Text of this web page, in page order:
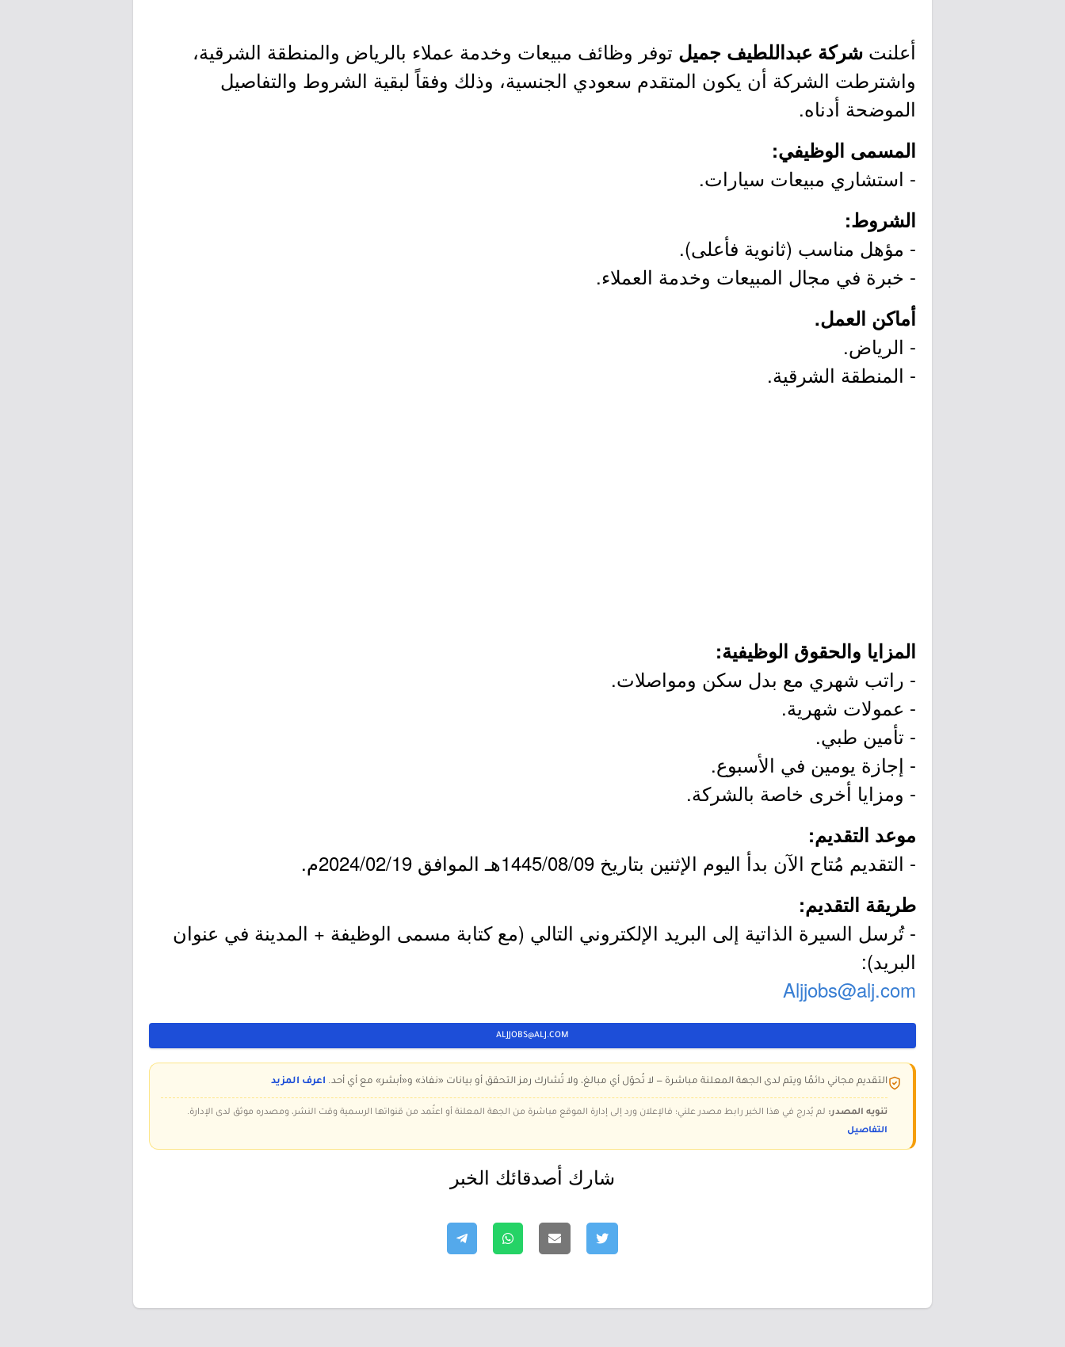
أعلنت شركة عبداللطيف جميل توفر وظائف مبيعات وخدمة عملاء بالرياض والمنطقة الشرقية،
واشترطت الشركة أن يكون المتقدم سعودي الجنسية، وذلك وفقاً لبقية الشروط والتفاصيل
الموضحة أدناه.
المسمى الوظيفي:
- استشاري مبيعات سيارات.
الشروط:
- مؤهل مناسب (ثانوية فأعلى).
- خبرة في مجال المبيعات وخدمة العملاء.
أماكن العمل.
- الرياض.
- المنطقة الشرقية.
المزايا والحقوق الوظيفية:
- راتب شهري مع بدل سكن ومواصلات.
- عمولات شهرية.
- تأمين طبي.
- إجازة يومين في الأسبوع.
- ومزايا أخرى خاصة بالشركة.
موعد التقديم:
- التقديم مُتاح الآن بدأ اليوم الإثنين بتاريخ 1445/08/09هـ الموافق 2024/02/19م.
طريقة التقديم:
- تُرسل السيرة الذاتية إلى البريد الإلكتروني التالي (مع كتابة مسمى الوظيفة + المدينة في عنوان
البريد):
Aljjobs@alj.com
ALJJOBS@ALJ.COM
التقديم مجاني دائمًا ويتم لدى الجهة المعلنة مباشرة — لا تُحوّل أي مبالغ، ولا تُشارك رمز التحقق أو بيانات «نفاذ» و«أبشر» مع أي أحد. اعرف المزيد
تنويه المصدر: لم يُدرج في هذا الخبر رابط مصدر علني؛ فالإعلان ورد إلى إدارة الموقع مباشرة من الجهة المعلنة أو اعتُمد من قنواتها الرسمية وقت النشر، ومصدره موثق لدى الإدارة.
التفاصيل
شارك أصدقائك الخبر